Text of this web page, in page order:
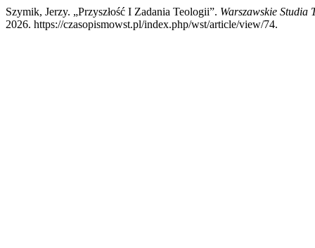
Szymik, Jerzy. „Przyszłość I Zadania Teologii”. Warszawskie Studia
2026. https://czasopismowst.pl/index.php/wst/article/view/74.